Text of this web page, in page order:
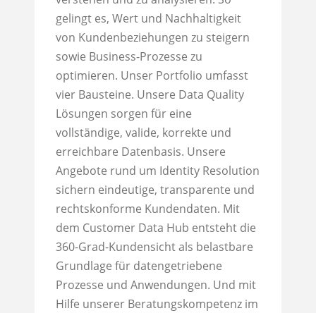
gelingt es, Wert und Nachhaltigkeit
von Kundenbeziehungen zu steigern
sowie Business-Prozesse zu
optimieren. Unser Portfolio umfasst
vier Bausteine. Unsere Data Quality
Lösungen sorgen für eine
vollständige, valide, korrekte und
erreichbare Datenbasis. Unsere
Angebote rund um Identity Resolution
sichern eindeutige, transparente und
rechtskonforme Kundendaten. Mit
dem Customer Data Hub entsteht die
360-Grad-Kundensicht als belastbare
Grundlage für datengetriebene
Prozesse und Anwendungen. Und mit
Hilfe unserer Beratungskompetenz im